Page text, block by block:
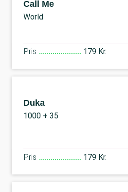
Call Me
World
Pris 179 Kr.
Duka
1000 + 35
Pris 179 Kr.